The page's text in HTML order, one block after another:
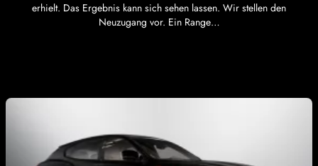
erhielt. Das Ergebnis kann sich sehen lassen. Wir stellen den
Neuzugang vor. Ein Range…